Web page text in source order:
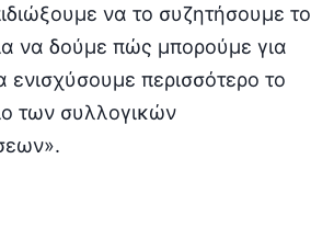
να το συζητήσουμε το
να δούμε πώς μπορούμε για
ενισχύσουμε περισσότερο το
των συλλογικών